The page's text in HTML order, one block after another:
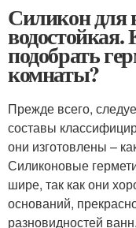
Силикон для
подобрать
комнаты?
Прежде всего,
составы
они изготовлены –
Силиконовые
шире, так как они
оснований,
разновидностей